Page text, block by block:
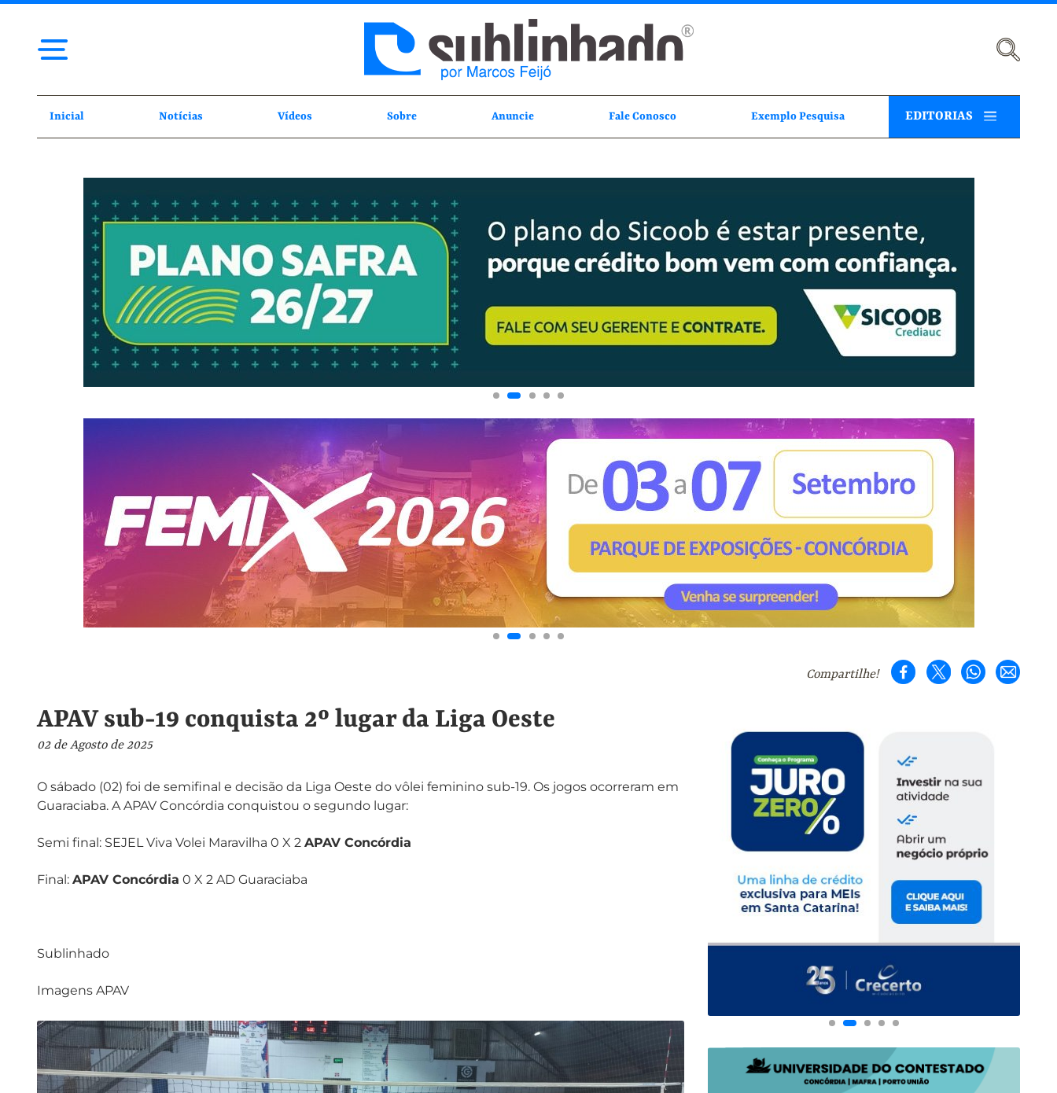
Inicial Notícias Vídeos Sobre Anuncie Fale Conosco Exemplo Pesquisa EDITORIAS
Compartilhe!
APAV sub-19 conquista 2º lugar da Liga Oeste
02 de Agosto de 2025
O sábado (02) foi de semifinal e decisão da Liga Oeste do vôlei feminino sub-19. Os jogos ocorreram em
Guaraciaba. A APAV Concórdia conquistou o segundo lugar:
Semi final: SEJEL Viva Volei Maravilha 0 X 2 APAV Concórdia
Final: APAV Concórdia 0 X 2 AD Guaraciaba
Sublinhado
Imagens APAV